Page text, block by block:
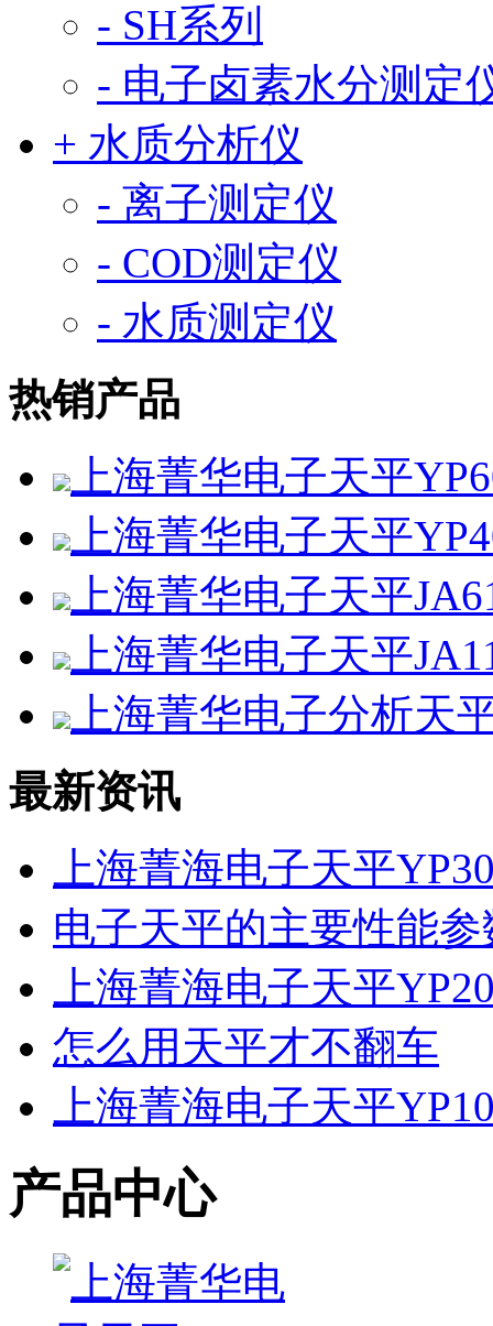
- SH系列
- 电子卤素水分测定
+ 水质分析仪
- 离子测定仪
- COD测定仪
- 水质测定仪
热销产品
上海菁华电子天平
上海菁华电子天平
上海菁华电子天平
上海菁华电子天平
上海菁华电子分析天
最新资讯
上海菁海电子天平
电子天平的主要性能参
上海菁海电子天平
怎么用天平才不翻车
上海菁海电子天平
产品中心